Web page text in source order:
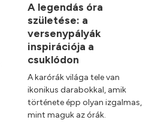
A legendás óra
születése: a
versenypályák
inspirációja a
csuklódon
A karórák világa tele van
ikonikus darabokkal, amik
története épp olyan izgalmas,
mint maguk az órák.